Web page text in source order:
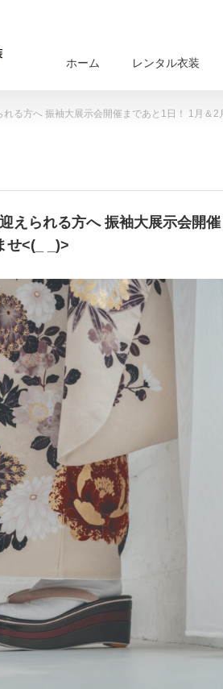
ホーム レンタル衣装
る方へ 振袖大展示会開催まであと1日！ 1月＆
えられる方へ 振袖大展示会開
せ<(_ _)>